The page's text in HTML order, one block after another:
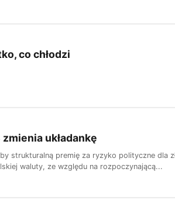
co chłodzi
układankę
strukturalną premię za ryzyko polityczne dla
waluty, ze względu na rozpoczynającą...